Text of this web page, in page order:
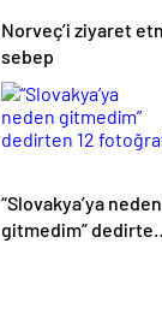
Norveç’i ziyaret
sebep
“Slovakya’ya neden
gitmedim” dedirten